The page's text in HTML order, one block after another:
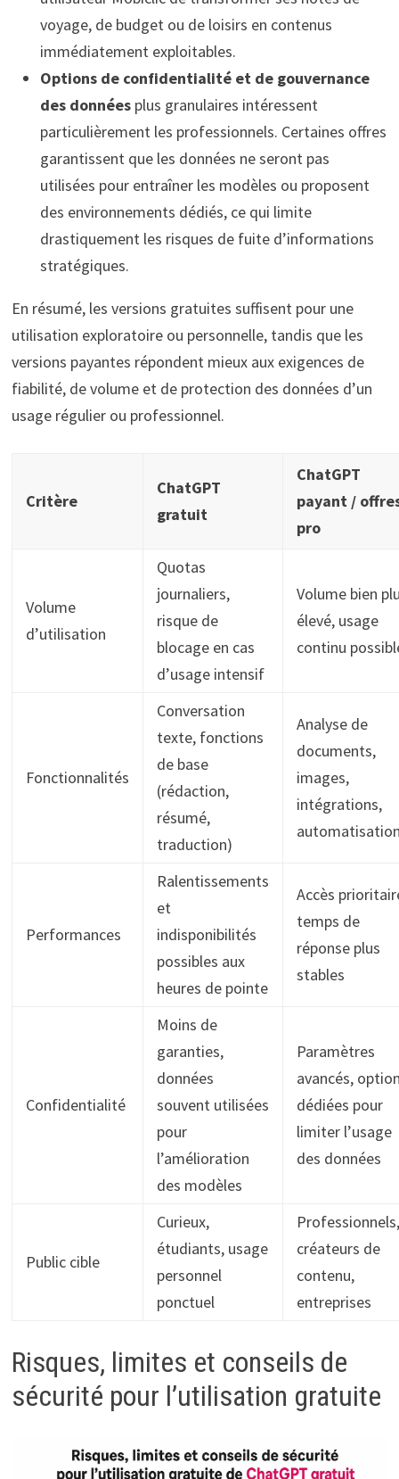
voyage, de budget ou de loisirs en contenus
immédiatement exploitables.
Options de confidentialité et de gouvernance
des donnéesplus granulaires intéressent
particulièrement les professionnels. Certaines offres
garantissent que les données ne seront pas
utilisées pour entraîner les modèles ou proposent
des environnements dédiés, ce qui limite
drastiquement les risques de fuite d’informations
stratégiques.
En résumé, les versions gratuites suffisent pour une
utilisation exploratoire ou personnelle, tandis que les
versions payantes répondent mieux aux exigences de
fiabilité, de volume et de protection des données d’un
usage régulier ou professionnel.
Critère
ChatGPT
gratuit
ChatGPT
payant /
pro
Volume
d’utilisation
Quotas
journaliers,
risque de
blocage en cas
d’usage intensif
Volume bien
élevé, usage
continu
Fonctionnalités
Conversation
texte, fonctions
de base
(rédaction,
résumé,
traduction)
Analyse de
documents,
images,
intégrations,
Performances
Ralentissements
et
indisponibilités
possibles aux
heures de pointe
Accès
temps de
réponse plus
stables
Confidentialité
Moins de
garanties,
données
souvent utilisées
pour
l’amélioration
des modèles
Paramètres
avancés,
dédiées pour
limiter l’usage
des données
Public cible
Curieux,
étudiants, usage
personnel
ponctuel
Professionnels,
créateurs de
contenu,
entreprises
Risques, limites et conseils de
sécurité pour l’utilisation gratuite